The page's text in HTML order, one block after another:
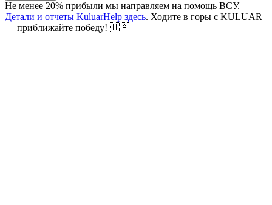
Не менее 20% прибыли мы направляем на помощь ВСУ.
Детали и отчеты KuluarHelp здесь. Ходите в горы с KULUAR
— приближайте победу! 🇺🇦